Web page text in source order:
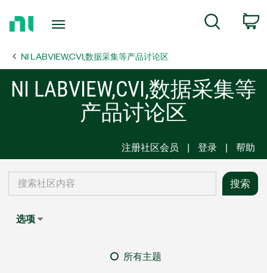
Page
Search
NI LABVIEW,CVI,数据采集等产品讨论区
NI LABVIEW,CVI,数据采集等
产品讨论区
注册社区会员 登录 帮助
选项
所有主题